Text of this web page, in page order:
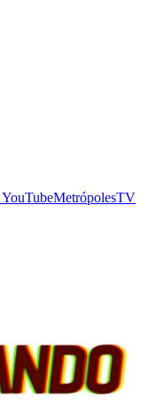
YouTubeMetrópolesTV